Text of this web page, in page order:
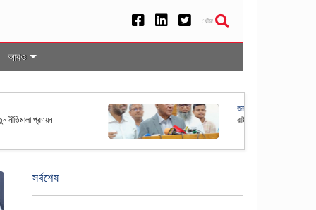
খোঁজ
আরও
নির্বাচনের তফসিল ঘোষণা করল ইসি
সর্বশেষ